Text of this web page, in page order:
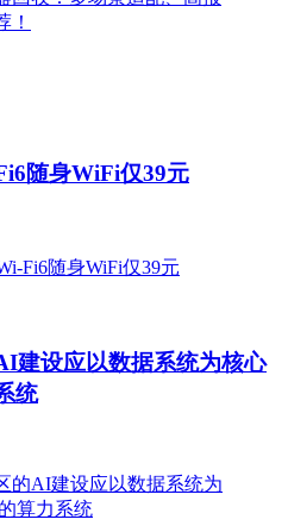
随身WiFi仅39元
建设应以数据系统为核心
统